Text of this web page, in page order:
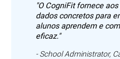
"O CogniFit fornece
dados concretos para
alunos aprendem e
eficaz."
- School Administrator,